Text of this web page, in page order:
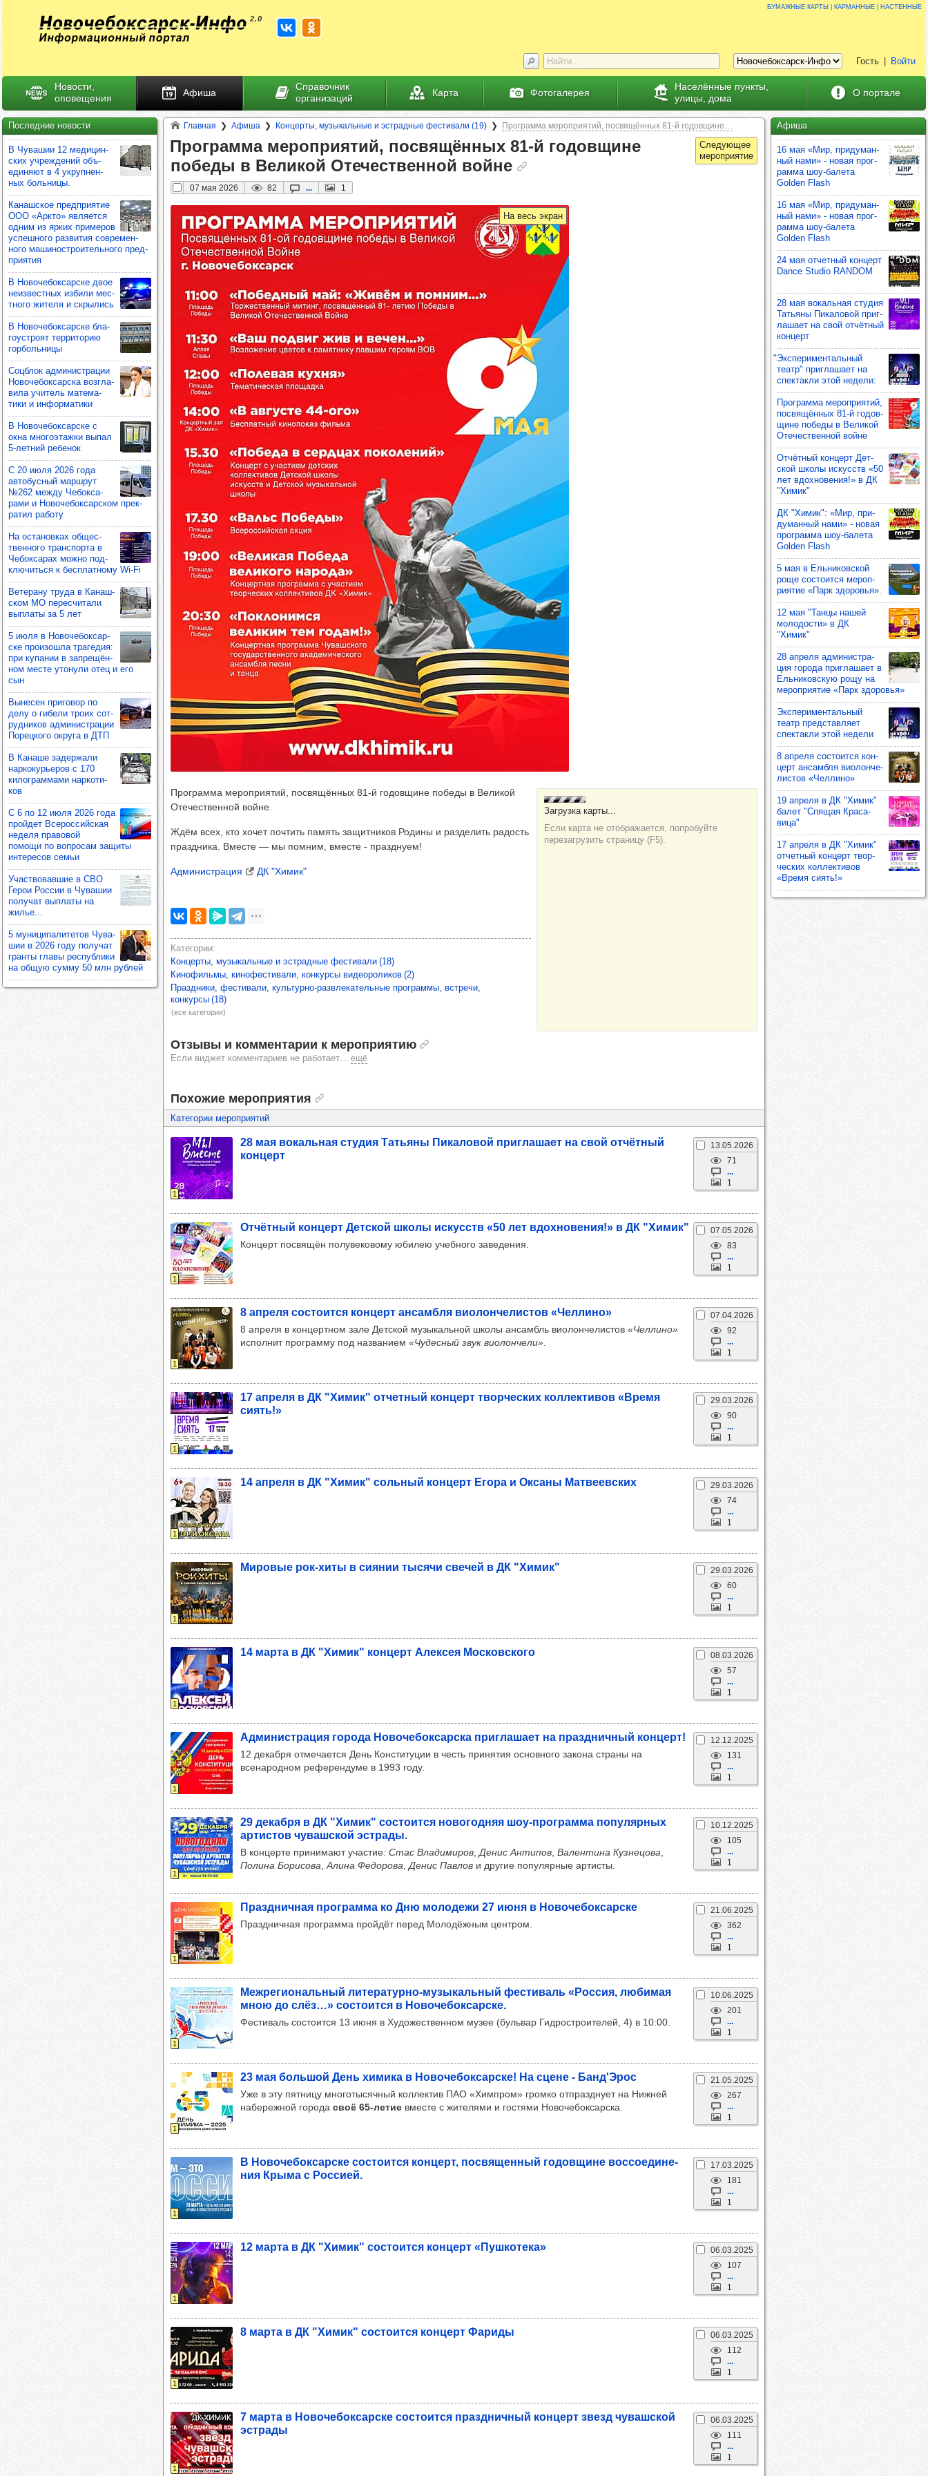
Афиша
16 мая «Мир, при­ду­ман­
ный нами» - новая прог­
рамма шоу‑балета
Golden Flash
16 мая «Мир, при­ду­ман­
ный нами» - новая прог­
рамма шоу‑балета
Golden Flash
24 мая отчет­ный кон­церт
Dance Studio RANDOM
28 мая вокаль­ная сту­дия
Тать­яны Пика­ло­вой приг­
ла­шает на свой отчёт­ный
кон­церт
"Экспе­ри­мен­таль­ный
театр" приг­ла­шает на
спек­такли этой недели:
Прог­рамма мероп­ри­ятий,
пос­вя­щён­ных 81-й годов­
щине победы в Вели­кой
Оте­чес­твен­ной войне
Отчёт­ный кон­церт Дет­
ской школы искусств «50
лет вдох­но­ве­ния!» в ДК
"Химик"
ДК "Химик": «Мир, при­
ду­ман­ный нами» - новая
прог­рамма шоу‑балета
Golden Flash
5 мая в Ель­ни­ков­ской
роще сос­то­ится мероп­
ри­ятие «Парк здо­ровья».
12 мая "Танцы нашей
моло­дости» в ДК
"Химик"
28 апреля адми­нис­тра­
ция города приг­ла­шает в
Ель­ни­ков­скую рощу на
мероп­ри­ятие «Парк здо­ровья»
Экспе­ри­мен­таль­ный
театр пред­став­ляет
спек­такли этой недели
8 апреля сос­то­ится кон­
церт ансам­бля виолон­че­
лис­тов «Чел­лино»
19 апреля в ДК "Химик"
балет "Спя­щая Кра­са­
вица"
17 апреля в ДК "Химик"
отчет­ный кон­церт твор­
чес­ких кол­лек­ти­вов
«Время сиять!»
Главная Афиша Концерты, музыкальные и эстрадные фестивали (19) Программа мероприятий, посвящённых 81-й годовщине…
Прог­рамма мероп­ри­ятий, пос­вя­щён­ных 81-й годов­щине
победы в Вели­кой Оте­чес­твен­ной войне
07 мая 2026 82 ... 1
На весь экран
Программа мероприятий, посвящённых 81-й годовщине победы в Великой
Отечественной войне.
Ждём всех, кто хочет почтить память защитников Родины и разделить радость
праздника. Вместе — мы помним, вместе - празднуем!
Администрация ДК "Химик"
Категории
Концерты, музыкальные и эстрадные фестивали (18)
Кинофильмы, кинофестивали, конкурсы видеороликов (2)
Праздники, фестивали, культурно-развлекательные программы, встречи,
конкурсы (18)
(все категории)
Отзывы и комментарии к мероприятию
Если виджет комментариев не работает… ещё
Похожие мероприятия
Категории мероприятий
1
13.05.2026
71
...
1
28 мая вокаль­ная сту­дия Тать­яны Пика­ло­вой приг­ла­шает на свой отчёт­ный
кон­церт
1
07.05.2026
83
...
1
Отчёт­ный кон­церт Дет­ской школы искусств «50 лет вдох­но­ве­ния!» в ДК "Химик"
Концерт посвящён полувековому юбилею учебного заведения.
1
07.04.2026
92
...
1
8 апреля сос­то­ится кон­церт ансам­бля виолон­че­лис­тов «Чел­лино»
8 апреля в концертном зале Детской музыкальной школы ансамбль виолончелистов «Челлино»
исполнит программу под названием «Чудесный звук виолончели»
1
29.03.2026
90
...
1
17 апреля в ДК "Химик" отчет­ный кон­церт твор­чес­ких кол­лек­ти­вов «Время
сиять!»
1
29.03.2026
74
...
1
14 апреля в ДК "Химик" соль­ный кон­церт Егора и Оксаны Мат­ве­ев­ских
1
29.03.2026
60
...
1
Миро­вые рок-хиты в сиянии тысячи све­чей в ДК "Химик"
1
08.03.2026
57
...
1
14 марта в ДК "Химик" кон­церт Алек­сея Мос­ков­ского
1
12.12.2025
131
...
1
Адми­нис­тра­ция города Ново­че­бок­сар­ска приг­ла­шает на праз­днич­ный кон­церт!
12 декабря отмечается День Конституции в честь принятия основного закона страны на
всенародном референдуме в 1993 году.
1
10.12.2025
105
...
1
29 декабря в ДК "Химик" сос­то­ится ново­год­няя шоу-прог­рамма попу­ляр­ных
артис­тов чуваш­ской эстрады.
В концерте принимают участие: Стас Владимиров Денис Антипов Валентина Кузнецова
Полина Борисова Алина Федорова Денис Павлов и другие популярные артисты.
1
21.06.2025
362
...
1
Праз­днич­ная прог­рамма ко Дню моло­дежи 27 июня в Ново­че­бок­сар­ске
Праздничная программа пройдёт перед Молодёжным центром.
1
10.06.2025
201
...
1
Меж­ре­ги­ональ­ный лите­ра­турно-музы­каль­ный фес­ти­валь «Рос­сия, люби­мая
мною до слёз…» сос­то­ится в Ново­че­бок­сар­ске.
Фестиваль состоится 13 июня в Художественном музее (бульвар Гидростроителей, 4) в 10:00.
1
21.05.2025
267
...
1
23 мая боль­шой День химика в Ново­че­бок­сар­ске! На сцене - Банд'Эрос
Уже в эту пятницу многотысячный коллектив ПАО «Химпром» громко отпразднует на Нижней
набережной города своё 65-летие вместе с жителями и гостями Новочебоксарска.
1
17.03.2025
181
...
1
В Ново­че­бок­сар­ске сос­то­ится кон­церт, пос­вя­щен­ный годов­щине вос­со­еди­не­
ния Крыма с Рос­сией.
1
06.03.2025
107
...
1
12 марта в ДК "Химик" сос­то­ится кон­церт «Пуш­ко­тека»
1
06.03.2025
112
...
1
8 марта в ДК "Химик" сос­то­ится кон­церт Фариды
1
06.03.2025
111
...
1
7 марта в Ново­че­бок­сар­ске сос­то­ится праз­днич­ный кон­церт звезд чуваш­ской
эстрады
Последние новости
В Чува­шии 12 меди­цин­
ских учреж­де­ний объ­
еди­няют в 4 укруп­нен­
ных боль­ницы.
Канаш­ское пред­при­ятие
ООО «Аркто» явля­ется
одним из ярких при­ме­ров
успеш­ного раз­ви­тия сов­ре­мен­
ного маши­нос­тро­итель­ного пред­
при­ятия
В Ново­че­бок­сар­ске двое
неиз­вес­тных избили мес­
тного жителя и скры­лись
В Ново­че­бок­сар­ске бла­
го­ус­троят тер­ри­то­рию
гор­боль­ницы
Соц­блок адми­нис­тра­ции
Ново­че­бок­сар­ска воз­гла­
вила учи­тель мате­ма­
тики и инфор­ма­тики
В Ново­че­бок­сар­ске с
окна мно­го­этажки выпал
5-лет­ний ребе­нок
С 20 июля 2026 года
авто­бус­ный мар­шрут
№262 между Чебок­са­
рами и Ново­че­бок­сар­ском прек­
ра­тил работу
На оста­нов­ках общес­
твен­ного тран­спорта в
Чебок­са­рах можно под­
клю­читься к бес­плат­ному Wi-Fi
Вете­рану труда в Канаш­
ском МО перес­чи­тали
вып­латы за 5 лет
5 июля в Ново­че­бок­сар­
ске про­изошла тра­ге­дия:
при купа­нии в зап­ре­щён­
ном месте уто­нули отец и его
сын
Выне­сен при­го­вор по
делу о гибели троих сот­
руд­ни­ков адми­нис­тра­ции
Порец­кого округа в ДТП
В Канаше задер­жали
нар­ко­курь­еров с 170
килог­рам­мами нар­ко­ти­
ков
С 6 по 12 июля 2026 года
прой­дет Все­рос­сий­ская
неделя пра­во­вой
помощи по воп­ро­сам защиты
инте­ре­сов семьи
Учас­тво­вав­шие в СВО
Герои Рос­сии в Чува­шии
полу­чат вып­латы на
жилье...
5 муни­ци­па­ли­те­тов Чува­
шии в 2026 году полу­чат
гранты главы рес­пуб­лики
на общую сумму 50 млн руб­лей
Бумажные карты | карманные | настенные
Гость Войти
Новости,
оповещения
Афиша
Справочник
организаций
Карта Фотогалерея
Населённые пункты,
улицы, дома
О портале